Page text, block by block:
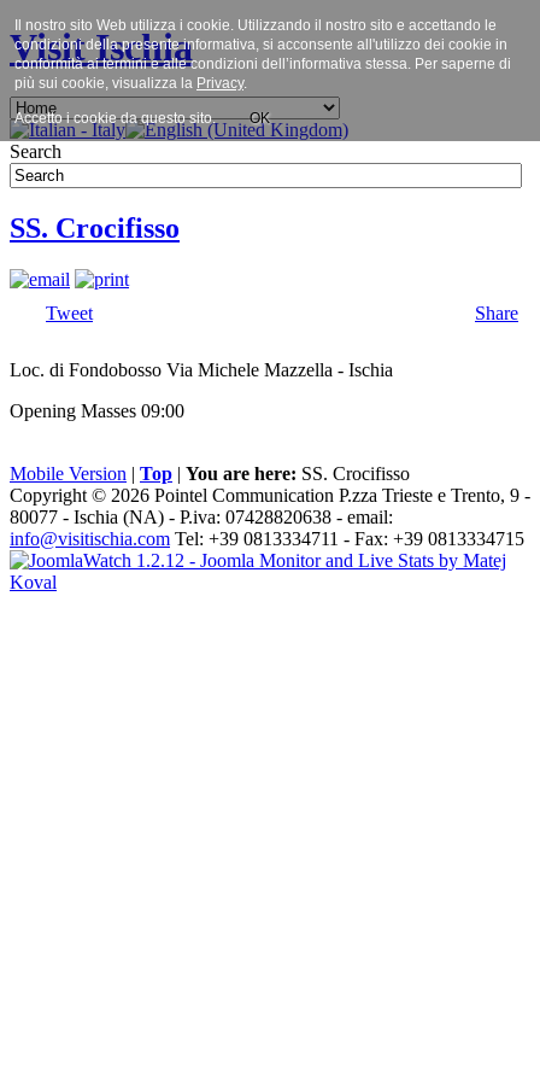
Visit Ischia
Search
SS. Crocifisso
Tweet Share
Loc. di Fondobosso Via Michele Mazzella - Ischia
Opening Masses 09:00
Mobile Version | Top | You are here: SS. Crocifisso
Copyright © 2026 Pointel Communication P.zza Trieste e Trento, 9 -
80077 - Ischia (NA) - P.iva: 07428820638 - email:
info@visitischia.com Tel: +39 0813334711 - Fax: +39 0813334715
Il nostro sito Web utilizza i cookie. Utilizzando il nostro sito e accettando le
condizioni della presente informativa, si acconsente all'utilizzo dei cookie in
conformità ai termini e alle condizioni dell’informativa stessa. Per saperne di
più sui cookie, visualizza la Privacy.
Accetto i cookie da questo sito. OK